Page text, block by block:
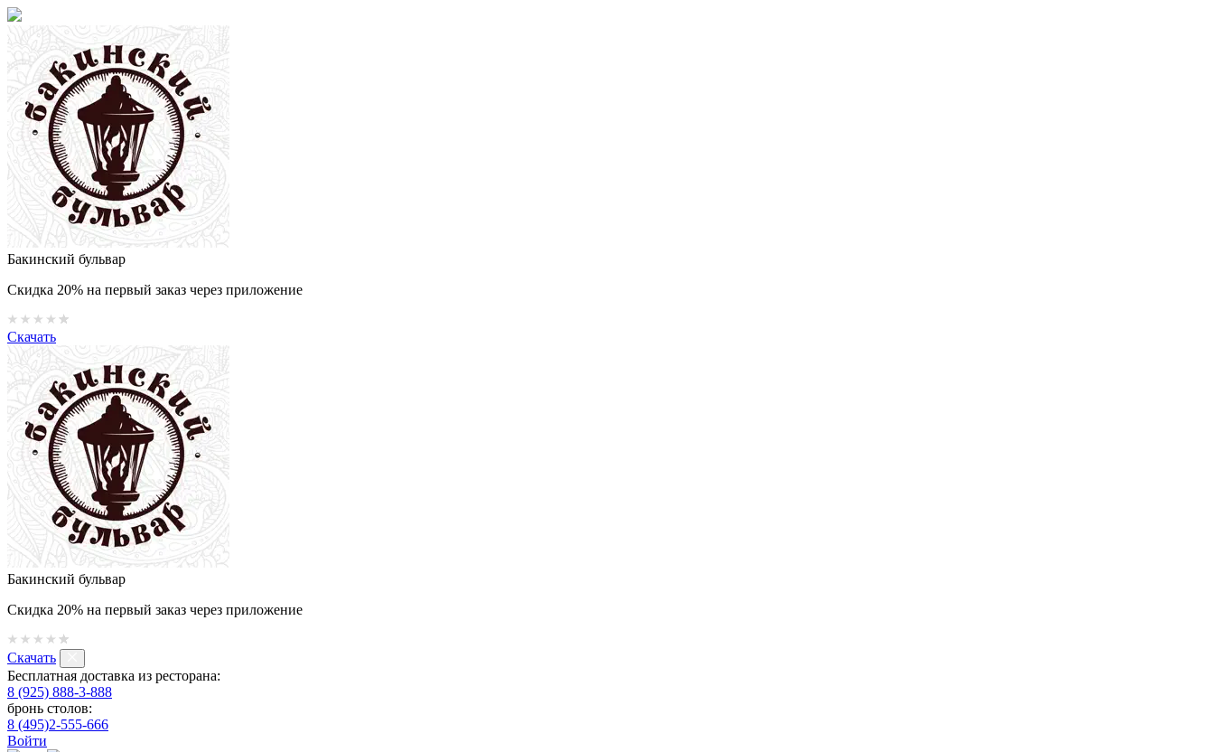
Бакинский бульвар
Скидка 20% на первый заказ через приложение
Скачать
Бакинский бульвар
Скидка 20% на первый заказ через приложение
Скачать
Бесплатная доставка из ресторана:
8 (925) 888-3-888
бронь столов:
8 (495)2-555-666
Войти